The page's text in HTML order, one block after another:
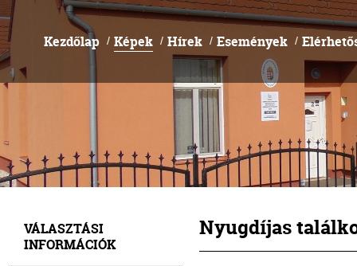
Kezdőlap / Képek / Hírek / Események /
VÁLASZTÁSI
INFORMÁCIÓK
Nyugdíjas